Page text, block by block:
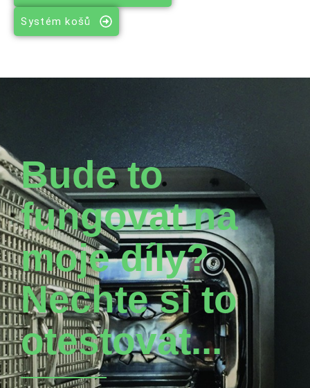
Systém košů
Bude to
fungovat na
moje díly?
Nechte si to
otestovat...